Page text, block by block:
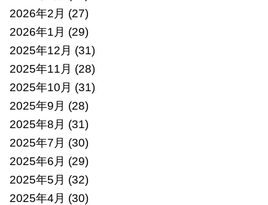
2026年2月 (27)
2026年1月 (29)
2025年12月 (31)
2025年11月 (28)
2025年10月 (31)
2025年9月 (28)
2025年8月 (31)
2025年7月 (30)
2025年6月 (29)
2025年5月 (32)
2025年4月 (30)